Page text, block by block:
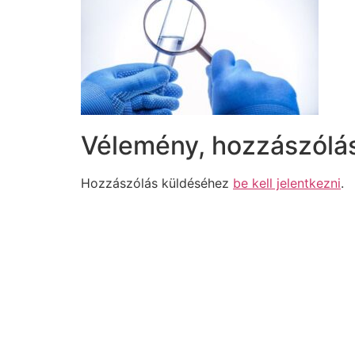
Vélemény,
Hozzászólás küldéséhez be kell jelentkezni.